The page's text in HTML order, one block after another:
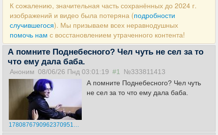
К сожалению, значительная часть сохранённых до 2024 г.
изображений и видео была потеряна (подробности
случившегося). Мы призываем всех неравнодушных
помочь нам с восстановлением утраченного контента!
А помните Поднебесного? Чел чуть не сел за то
что ему дала баба.
Аноним 08/06/26 Пнд 03:01:19 #1 №333811413
17808767909623709516152641666951.jpg
А помните Поднебесного? Чел чуть
не сел за то что ему дала баба.